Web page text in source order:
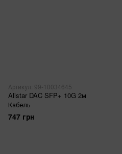
Артикул: 99-10034645
Alistar DAC SFP+ 10G 2м
Кабель
747 грн